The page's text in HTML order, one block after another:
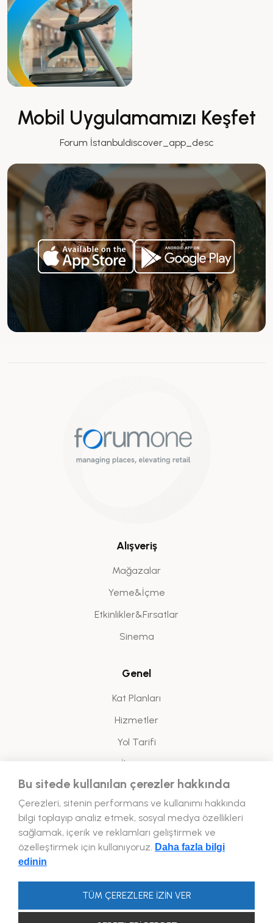
Mobil Uygulamamızı Keşfet
Forum İstanbuldiscover_app_desc
Bu sitede kullanılan çerezler hakkında
Çerezleri, sitenin performans ve kullanımı hakkında
bilgi toplayıp analiz etmek, sosyal medya özellikleri
sağlamak, içerik ve reklamları geliştirmek ve
özelleştirmek için kullanıyoruz. Daha fazla bilgi
edinin
TÜM ÇEREZLERE İZİN VER
Alışveriş
Mağazalar
Yeme&İçme
Etkinlikler&Fırsatlar
Sinema
Genel
Kat Planları
Hizmetler
Yol Tarifi
İletişim
Yasal
Enerji Politikası